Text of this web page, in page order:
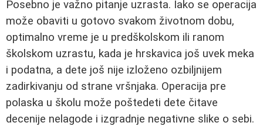
Posebno je važno pitanje uzrasta. Iako se operacija
može obaviti u gotovo svakom životnom dobu,
optimalno vreme je u predškolskom ili ranom
školskom uzrastu, kada je hrskavica još uvek meka
i podatna, a dete još nije izloženo ozbiljnijem
zadirkivanju od strane vršnjaka. Operacija pre
polaska u školu može poštedeti dete čitave
decenije nelagode i izgradnje negativne slike o sebi.